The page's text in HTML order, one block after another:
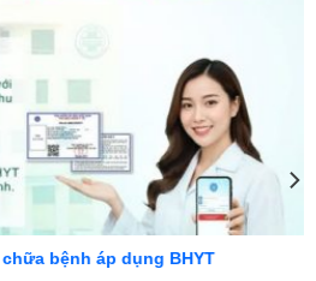
bệnh áp dụng BHYT